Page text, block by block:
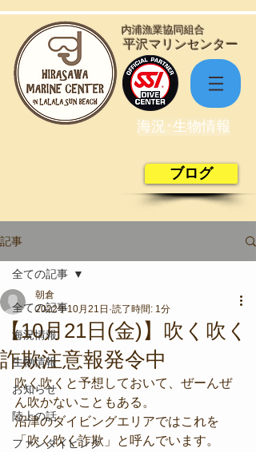
​平沢マリンセンター
​内浦漁業協同組合
海況･生物情報
ブログ
記事
全ての記事
海況情報
生物情報
お知らせ
陸上の話
ファンダイビング
全ての記事
【10月21日(金)】吹く吹く
詐欺注意報発令中
朝倉
2022年10月21日 読了時間: 1分
吹く吹くと予想しておいて、ぜーんぜ
ん吹かないこともある。
沼津のダイビングエリアではこれを
「吹く吹く詐欺」と呼んでいます。